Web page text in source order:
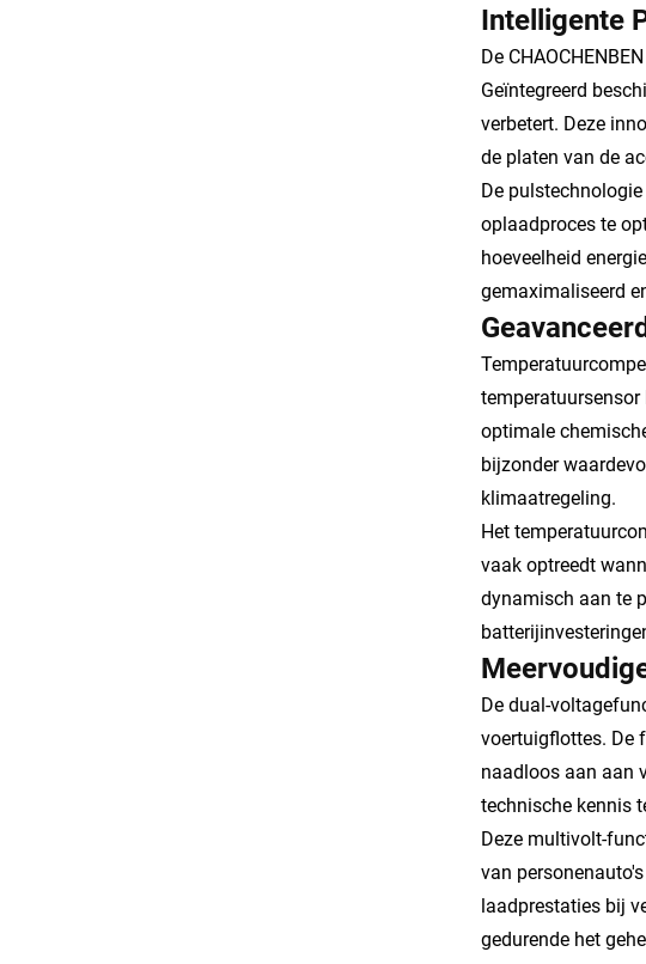
Intelligente
De
Geïntegreerd
verbetert. Deze
de platen van de
De
oplaadproces te
hoeveelheid
gemaximaliseerd
optimale
bijzonder
klimaatregeling.
Het
vaak optreedt
dynamisch aan te
De dual-
voertuigflottes. De
naadloos aan aan
technische kennis
Deze multivolt-
van
laadprestaties bij
gedurende het